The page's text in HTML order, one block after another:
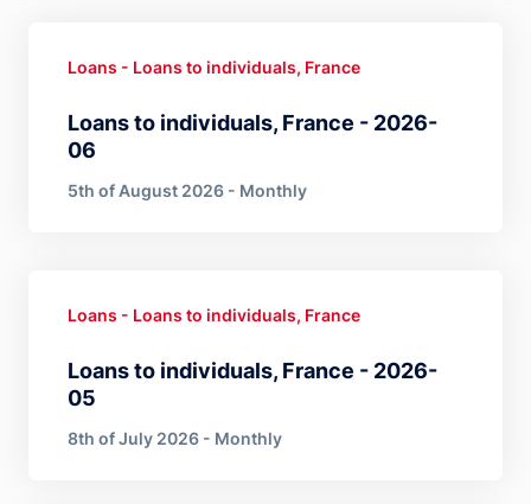
Loans to individuals, France - 2026-
06
Loans - Loans to individuals, France
5th of August 2026 - Monthly
Loans to individuals, France - 2026-
05
Loans - Loans to individuals, France
8th of July 2026 - Monthly